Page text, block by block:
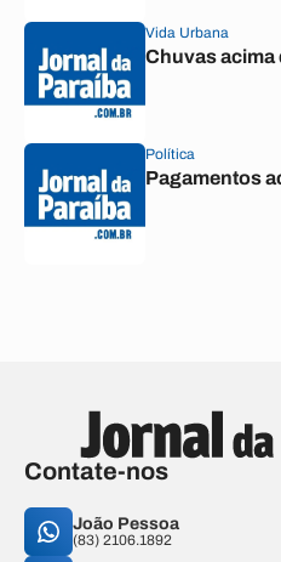
Vida Urbana
Chuvas acima
Política
Pagamentos
Contate-nos
João Pessoa
(83) 2106.1892